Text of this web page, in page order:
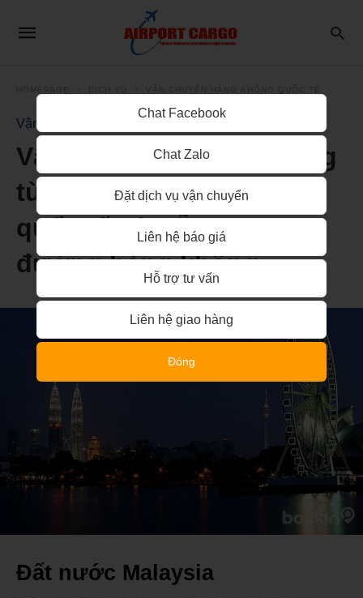
Vận Chuyển Hàng Không Quốc Tế
Vận chuyển nhanh chóng
từ Malaysia về sân bay
quốc tế Đà Nẵng theo
đường hàng không
Đất nước Malaysia
Chat Facebook
Chat Zalo
Đặt dịch vụ vận chuyển
Liên hệ báo giá
Hỗ trợ tư vấn
Liên hệ giao hàng
Đóng